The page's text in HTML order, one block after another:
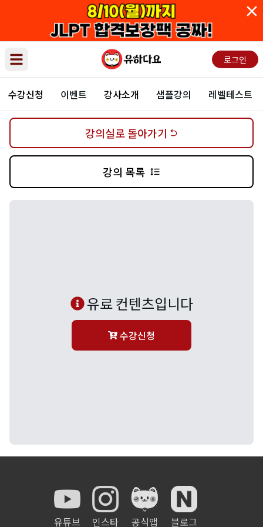
Open main menu 로그인
수강신청 이벤트 강사소개 샘플강의 레벨테스트
강의실로 돌아가기
강의 목록
유료 컨텐츠입니다
수강신청
유튜브 인스타 공식앱 블로그